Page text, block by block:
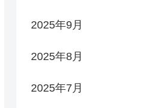
2025年9月
2025年8月
2025年7月